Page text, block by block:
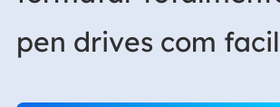
pen drives com